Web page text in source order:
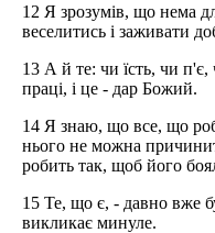
12 Я зрозумів, що нема
веселитись і заживати
13 А й те: чи їсть, чи п'є,
праці, і це - дар Божий.
14 Я знаю, що все, що
нього не можна
робить так, щоб його
15 Те, що є, - давно вже
викликає минуле.